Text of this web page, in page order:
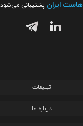
هاست ایران پشتیبانی می‌شود
تبلیغات
درباره ما